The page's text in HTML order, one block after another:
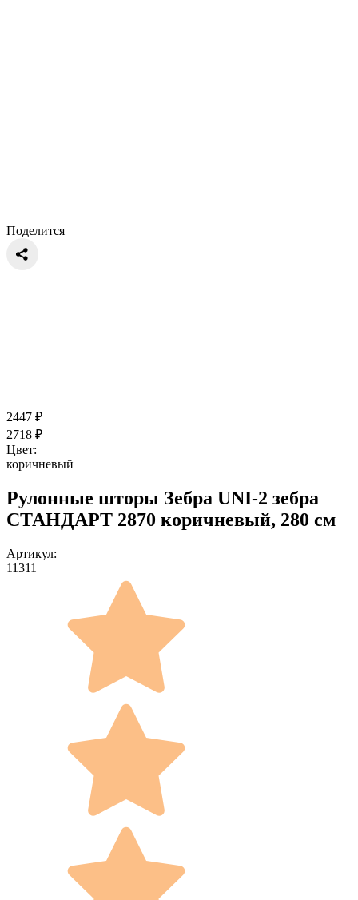
Поделится
2447 ₽
2718 ₽
Цвет:
коричневый
Рулонные шторы Зебра UNI-2 зебра
СТАНДАРТ 2870 коричневый, 280 см
Артикул:
11311